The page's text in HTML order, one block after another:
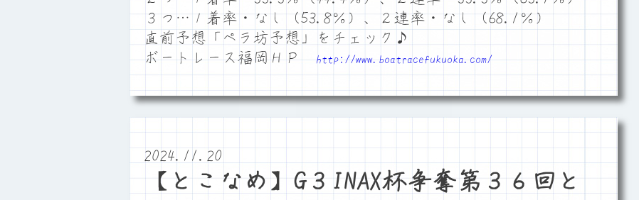
３つ…１着率・なし（53.8％）、２連率・なし（68.1％）
直前予想「ペラ坊予想」をチェック♪
ボートレース福岡ＨＰ http://www.boatracefukuoka.com/
2024.11.20
【とこなめ】G３INAX杯争奪第３６回と